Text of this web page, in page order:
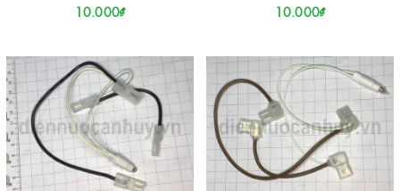
10.000₫ 10.000₫